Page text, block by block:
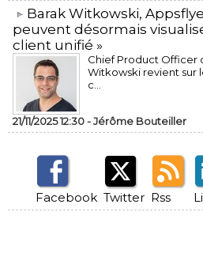
​Barak Witkowski,
peuvent désormais
client unifié »
Chief Product Officer
Witkowski revient sur
c...
21/11/2025 12:30 -Jérôme Bouteiller
Facebook Twitter Rss